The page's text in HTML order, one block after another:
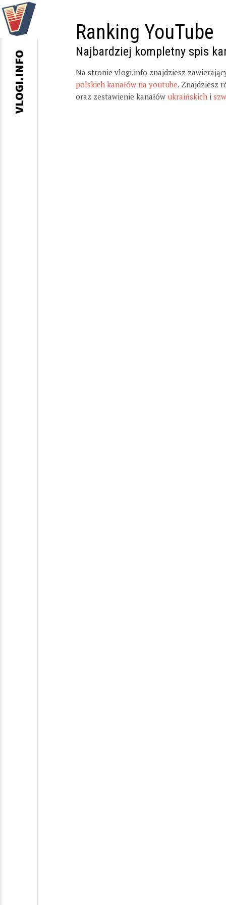
Ranking YouTube
Najbardziej kompletny spis
Na stronie vlogi.info znajdziesz
polskich kanałów na youtube. Znajdziesz
oraz zestawienie kanałów ukraińskich i
VLOGI.INFO